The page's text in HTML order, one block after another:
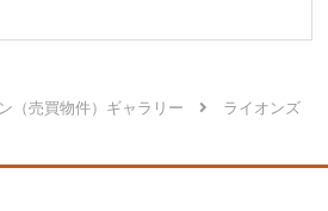
（売買物件）ギャラリー
ライオンズ